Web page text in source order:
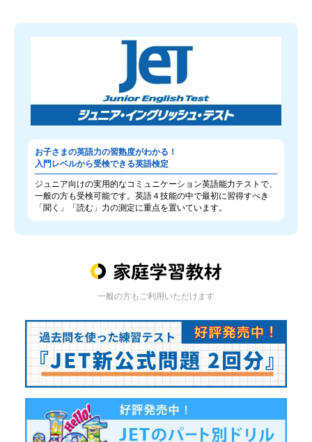
お子さまの英語力の習熟度がわかる！
入門レベルから受検できる英語検定
ジュニア向けの実用的なコミュニケーション英語能力テストで、
一般の方も受検可能です。英語４技能の中で最初に習得すべき
「聞く」「読む」力の測定に重点を置いています。
一般の方もご利用いただけます